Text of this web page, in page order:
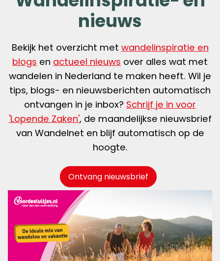
nieuws
Bekijk het overzicht met wandelinspiratie en
blogs en actueel nieuws over alles wat met
wandelen in Nederland te maken heeft. Wil je
tips, blogs- en nieuwsberichten automatisch
ontvangen in je inbox? Schrijf je in voor
'Lopende Zaken', de maandelijkse nieuwsbrief
van Wandelnet en blijf automatisch op de
hoogte.
Ontvang nieuwsbrief